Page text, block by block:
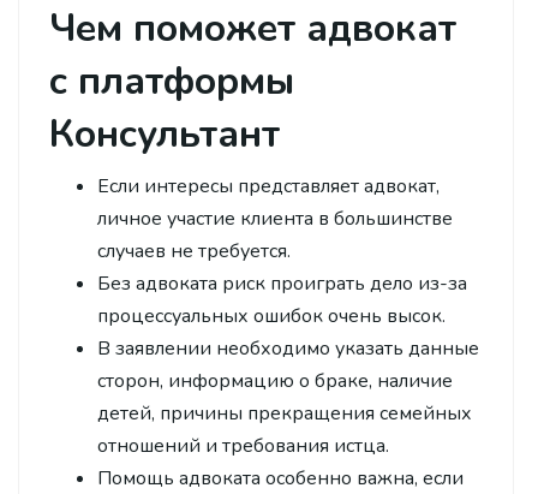
Чем поможет адвокат
с платформы
Консультант
Если интересы представляет адвокат,
личное участие клиента в большинстве
случаев не требуется.
Без адвоката риск проиграть дело из-за
процессуальных ошибок очень высок.
В заявлении необходимо указать данные
сторон, информацию о браке, наличие
детей, причины прекращения семейных
отношений и требования истца.
Помощь адвоката особенно важна, если